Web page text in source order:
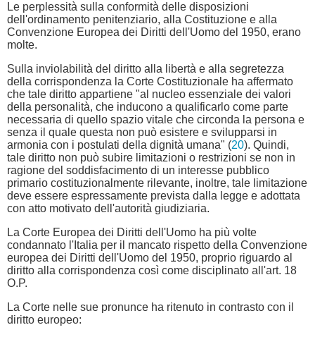
Le perplessità sulla conformità delle disposizioni
dell'ordinamento penitenziario, alla Costituzione e alla
Convenzione Europea dei Diritti dell'Uomo del 1950, erano
molte.
Sulla inviolabilità del diritto alla libertà e alla segretezza
della corrispondenza la Corte Costituzionale ha affermato
che tale diritto appartiene "al nucleo essenziale dei valori
della personalità, che inducono a qualificarlo come parte
necessaria di quello spazio vitale che circonda la persona e
senza il quale questa non può esistere e svilupparsi in
armonia con i postulati della dignità umana" (20). Quindi,
tale diritto non può subire limitazioni o restrizioni se non in
ragione del soddisfacimento di un interesse pubblico
primario costituzionalmente rilevante, inoltre, tale limitazione
deve essere espressamente prevista dalla legge e adottata
con atto motivato dell'autorità giudiziaria.
La Corte Europea dei Diritti dell'Uomo ha più volte
condannato l'Italia per il mancato rispetto della Convenzione
europea dei Diritti dell'Uomo del 1950, proprio riguardo al
diritto alla corrispondenza così come disciplinato all'art. 18
O.P.
La Corte nelle sue pronunce ha ritenuto in contrasto con il
diritto europeo: